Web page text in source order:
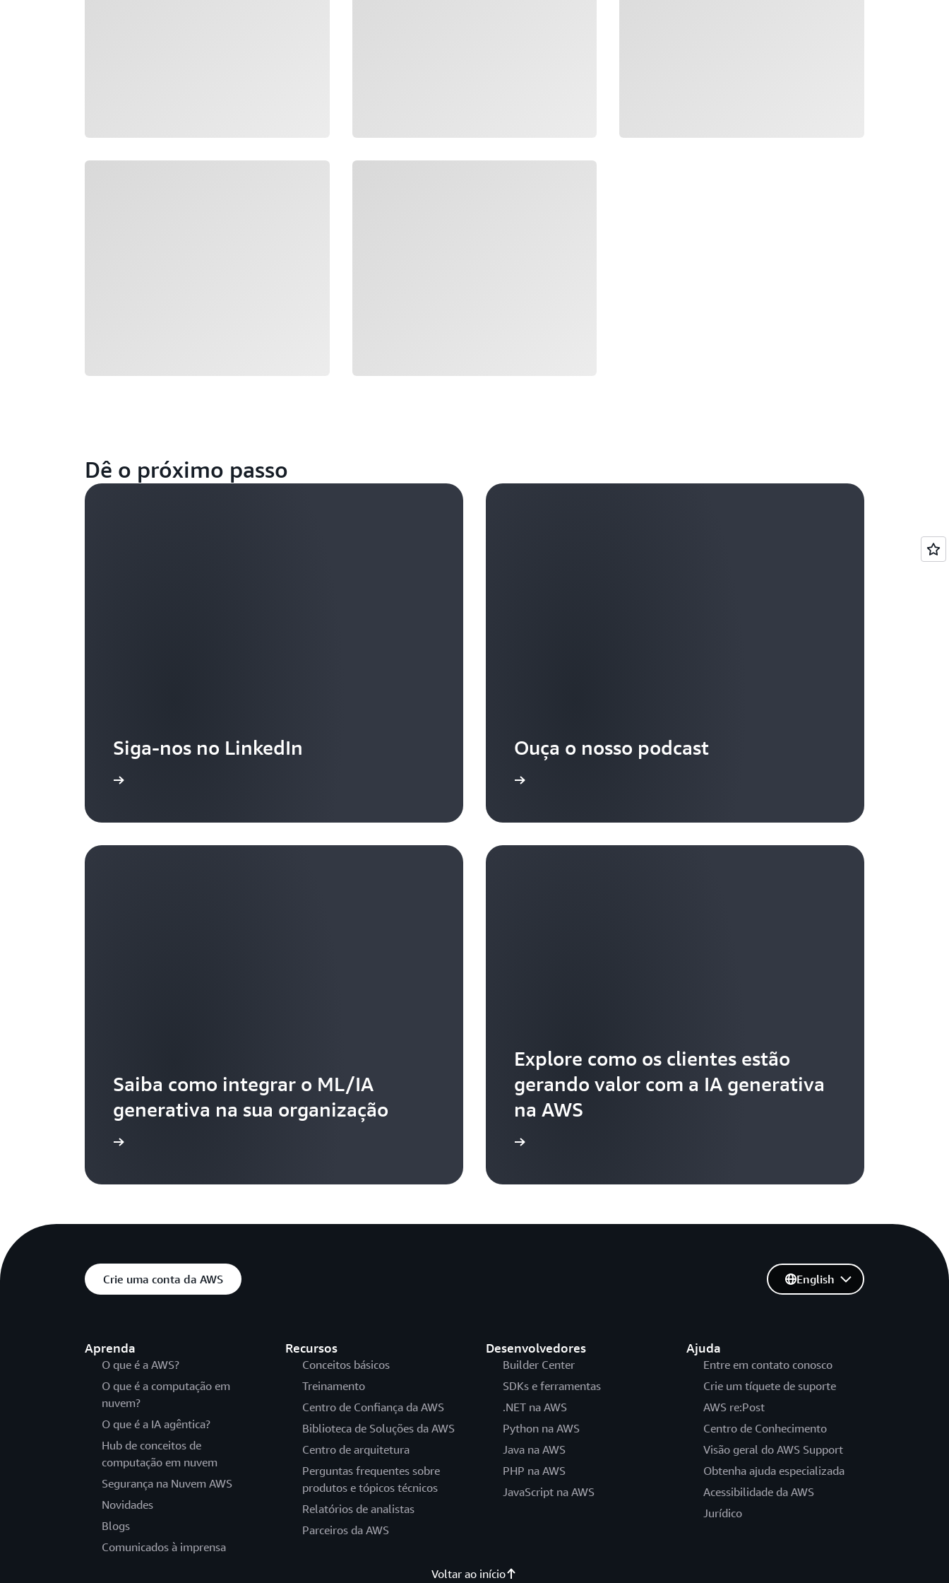
Dê o próximo passo
Siga-nos no LinkedIn Ouça o nosso podcast
Saiba como integrar o ML/IA
generativa na sua organização
Explore como os clientes estão
gerando valor com a IA generativa
na AWS
Crie uma conta da AWS
Aprenda
O que é a AWS?
O que é a computação em
nuvem?
O que é a IA agêntica?
Hub de conceitos de
computação em nuvem
Segurança na Nuvem AWS
Novidades
Blogs
Comunicados à imprensa
Recursos
Conceitos básicos
Treinamento
Centro de Confiança da AWS
Biblioteca de Soluções da AWS
Centro de arquitetura
Perguntas frequentes sobre
produtos e tópicos técnicos
Relatórios de analistas
Parceiros da AWS
Desenvolvedores
Builder Center
SDKs e ferramentas
.NET na AWS
Python na AWS
Java na AWS
PHP na AWS
JavaScript na AWS
Ajuda
Entre em contato conosco
Crie um tíquete de suporte
AWS re:Post
Centro de Conhecimento
Visão geral do AWS Support
Obtenha ajuda especializada
Acessibilidade da AWS
Jurídico
English
Voltar ao início